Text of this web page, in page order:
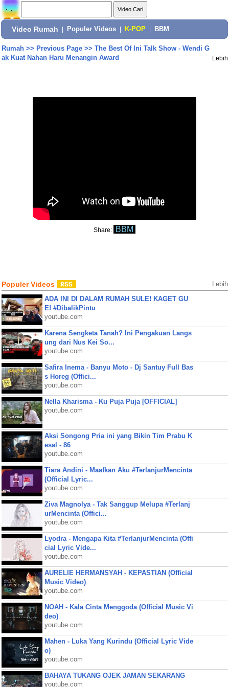
Video Rumah Populer Videos K-POP BBM
Rumah>> Previous Page>> The Best Of Ini Talk Show - Wendi G
ak Kuat Nahan Haru Menangin Award
Lebih
Share: BBM
Populer Videos Lebih
ADA INI DI DALAM RUMAH SULE! KAGET GU
E! #DibalikPintu
youtube.com
Karena Sengketa Tanah? Ini Pengakuan Langs
ung dari Nus Kei So...
youtube.com
Safira Inema - Banyu Moto - Dj Santuy Full Bas
s Horeg (Offici...
youtube.com
Nella Kharisma - Ku Puja Puja [OFFICIAL]
youtube.com
Aksi Songong Pria ini yang Bikin Tim Prabu K
esal - 86
youtube.com
Tiara Andini - Maafkan Aku #TerlanjurMencinta
(Official Lyric...
youtube.com
Ziva Magnolya - Tak Sanggup Melupa #Terlanj
urMencinta (Offici...
youtube.com
Lyodra - Mengapa Kita #TerlanjurMencinta (Offi
cial Lyric Vide...
youtube.com
AURELIE HERMANSYAH - KEPASTIAN (Official
Music Video)
youtube.com
NOAH - Kala Cinta Menggoda (Official Music Vi
deo)
youtube.com
Mahen - Luka Yang Kurindu (Official Lyric Vide
o)
youtube.com
BAHAYA TUKANG OJEK JAMAN SEKARANG
youtube.com